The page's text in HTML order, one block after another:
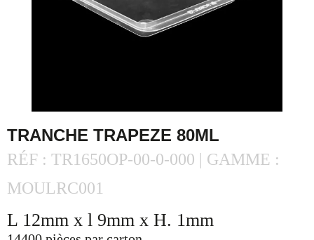
TRANCHE TRAPEZE 80ML
RÉF : TR1650OP-00-0-000 | GAMME :
MOULRC001
L 12mm x l 9mm x H. 1mm